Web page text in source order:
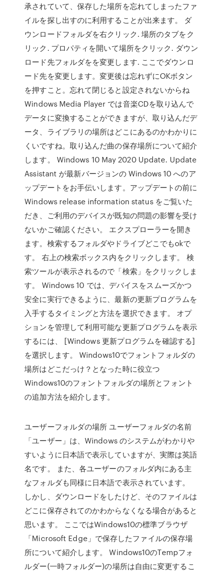
承されていて、保存した場所を忘れてしまったファ
イルを探し出すのに利用することが出来ます。 ダ
ウンロードフォルダを右クリック. 場所のタブをク
リック. プロパティを開いて場所をクリック. ダウン
ロード先フォルダをを変更します. ここでダウンロ
ード先を変更します。変更後は忘れずにOKボタン
を押すこと。忘れて閉じると設定されないからね
Windows Media Player では音楽CDを取り込んで
データに変換することができますが、取り込んだデ
ータ、ライブラリの場所はどこにあるのかわかりに
くいですね。取り込んだ曲の保存場所について紹介
します。 Windows 10 May 2020 Update. Update
Assistant が最新バージョンの Windows 10 へのア
ップデートをお手伝いします。アップデートの前に
Windows release information status をご覧いた
だき、ご利用のデバイスが既知の問題の影響を受け
ないかご確認ください。 エクスプローラーを開き
ます。検索するフォルダやドライブどこでもokで
す。 右上の検索ボックス内をクリックします。 検
索ツールが表示されるので「検索」をクリックしま
す。 Windows 10 では、デバイスをスムーズかつ
安全に実行できるように、最新の更新プログラムを
入手するタイミングと方法を選択できます。 オプ
ションを管理して利用可能な更新プログラムを表示
するには、 [Windows 更新プログラムを確認する]
を選択します。 Windows10でフォントフォルダの
場所はどこだっけ？となった時に役立つ
Windows10のフォントフォルダの場所とフォント
の追加方法を紹介します。
ユーザーフォルダの場所 ユーザーフォルダの名前
「ユーザー」は、Windows のシステムがわかりや
すいように日本語で表示していますが、実際は英語
名です。 また、各ユーザーのフォルダ内にある主
なフォルダも同様に日本語で表示されています。
しかし、ダウンロードをしたけど、そのファイルは
どこに保存されてのかわからなくなる場合があると
思います。 ここではWindows10の標準ブラウザ
「Microsoft Edge」で保存したファイルの保存場
所について紹介します。 Windows10のTempフォ
ルダー(一時フォルダー)の場所は自由に変更するこ